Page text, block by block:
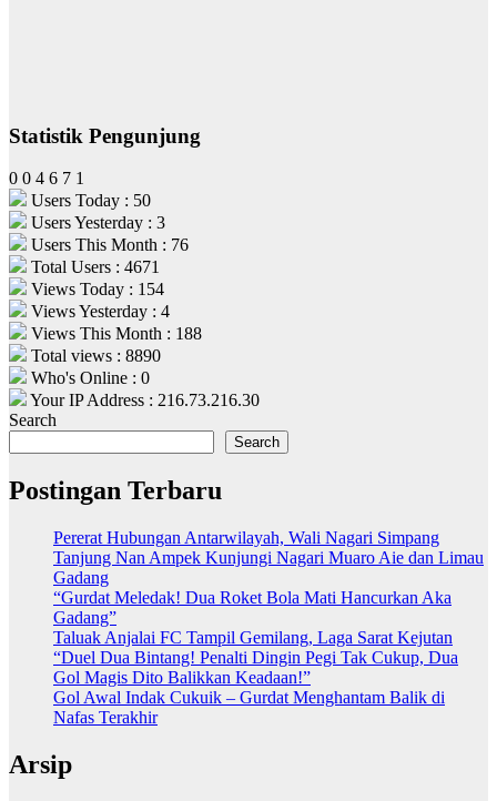
Statistik Pengunjung
0 0 4 6 7 1
Users Today : 50
Users Yesterday : 3
Users This Month : 76
Total Users : 4671
Views Today : 154
Views Yesterday : 4
Views This Month : 188
Total views : 8890
Who's Online : 0
Your IP Address : 216.73.216.30
Search
Search
Postingan Terbaru
Pererat Hubungan Antarwilayah, Wali Nagari Simpang
Tanjung Nan Ampek Kunjungi Nagari Muaro Aie dan Limau
Gadang
“Gurdat Meledak! Dua Roket Bola Mati Hancurkan Aka
Gadang”
Taluak Anjalai FC Tampil Gemilang, Laga Sarat Kejutan
“Duel Dua Bintang! Penalti Dingin Pegi Tak Cukup, Dua
Gol Magis Dito Balikkan Keadaan!”
Gol Awal Indak Cukuik – Gurdat Menghantam Balik di
Nafas Terakhir
Arsip